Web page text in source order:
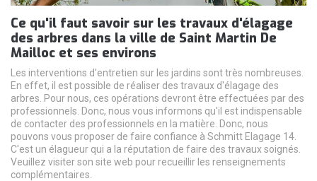
Ce qu'il faut savoir sur les travaux d'élagage
des arbres dans la ville de Saint Martin De
Mailloc et ses environs
Les interventions d'entretien sur les jardins sont très nombreuses.
En effet, il est possible de réaliser des travaux d'élagage des
arbres. Pour nous, ces opérations devront être effectuées par des
professionnels. Donc, nous vous informons qu'il est indispensable
de contacter des professionnels en la matière. Donc, nous
pouvons vous proposer de faire confiance à Schmitt Elagage 14.
C'est un élagueur qui a la réputation de faire des travaux soignés.
Veuillez visiter son site web pour recueillir les renseignements
complémentaires.